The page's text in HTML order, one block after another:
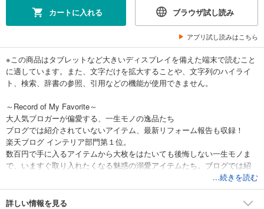
カートに入れる ブラウザ試し読み
アプリ試し読みはこちら
※この商品はタブレットなど大きいディスプレイを備えた端末で読むこと
に適しています。また、文字だけを拡大することや、文字列のハイライ
ト、検索、辞書の参照、引用などの機能が使用できません。
～Record of My Favorite～
大人気ブロガーが偏愛する、一生モノの逸品たち
ブログでは紹介されていないアイテム、最新リフォーム報告も収録！
楽天ブログ インテリア部門第１位。
数百円で手に入るアイテムから大枚をはたいても後悔しない一生モノま
で、いますぐ取り入れたくなる魅惑の溺愛アイテムたち。ブログでは紹
介されていない、大人気ブロガーのリアルなモノ選び決定版！
著者偏愛の日用品、インテリア、雑貨など日々の生活で愛用したい、85
点以上紹介のこだわりをアイテムします。
...続きを読む
詳しい情報を見る